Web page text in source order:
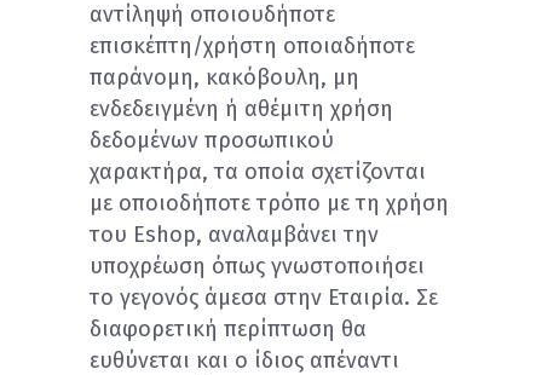
αντίληψή οποιουδήποτε
επισκέπτη/χρήστη οποιαδήποτε
παράνομη, κακόβουλη, μη
ενδεδειγμένη ή αθέμιτη χρήση
δεδομένων προσωπικού
χαρακτήρα, τα οποία σχετίζονται
με οποιοδήποτε τρόπο με τη χρήση
του Eshop, αναλαμβάνει την
υποχρέωση όπως γνωστοποιήσει
το γεγονός άμεσα στην Εταιρία. Σε
διαφορετική περίπτωση θα
ευθύνεται και ο ίδιος απέναντι